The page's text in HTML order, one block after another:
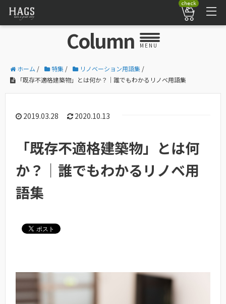
check
Column MENU
ホーム / 特集 / リノベーション用語集 /
「既存不適格建築物」とは何か？｜誰でもわかるリノベ用語集
2019.03.28 2020.10.13
「既存不適格建築物」とは何
か？｜誰でもわかるリノベ用
語集